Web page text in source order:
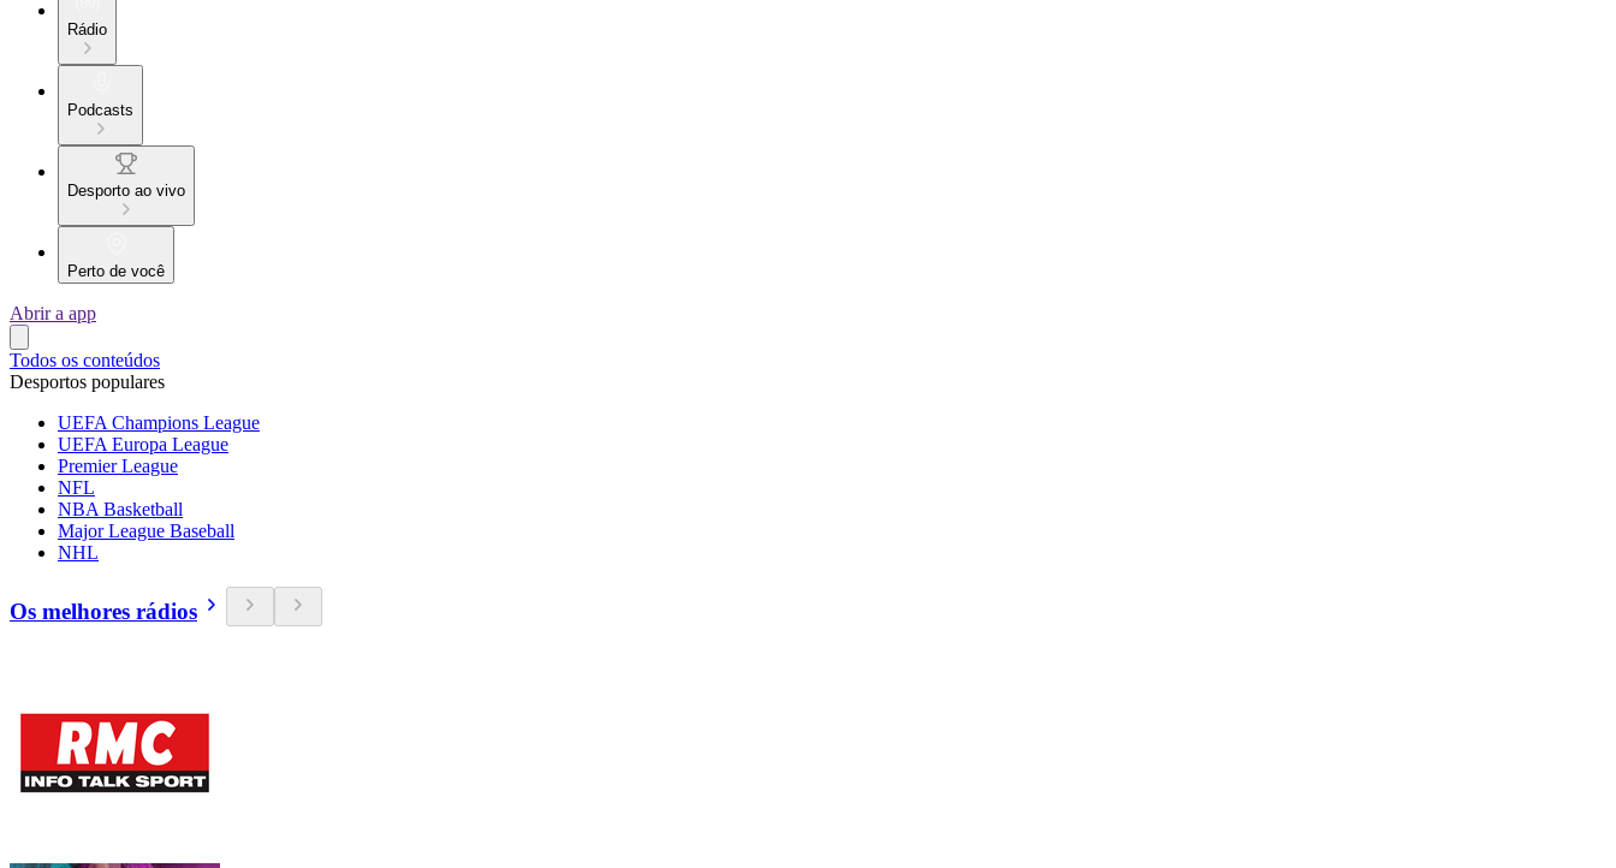
Rádio
Podcasts
Desporto ao vivo
Perto de você
Abrir a app
Todos os conteúdos
Desportos populares
UEFA Champions League
UEFA Europa League
Premier League
NFL
NBA Basketball
Major League Baseball
NHL
Os melhores rádios